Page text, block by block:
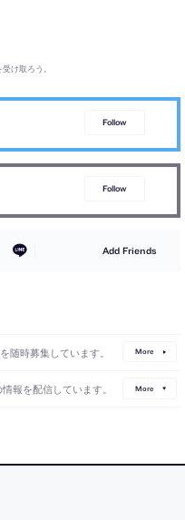
け取ろう。
Follow
Follow
Add Friends
随時募集しています。 More
報を配信しています。 More